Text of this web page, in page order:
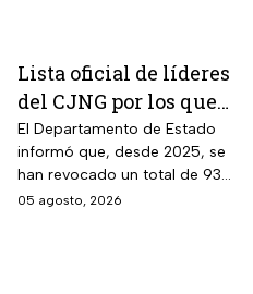
Lista oficial de líderes
del CJNG por los que
EUA ofrece millonaria
recompensa
El Departamento de Estado
informó que, desde 2025, se
han revocado un total de 93
visas a familiares y socios de
05 agosto, 2026